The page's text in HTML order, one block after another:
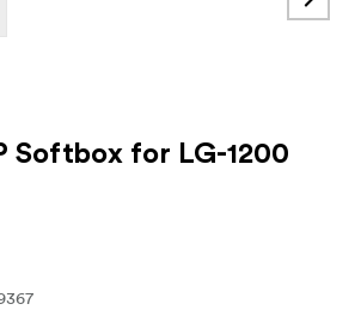
Softbox for LG-1200